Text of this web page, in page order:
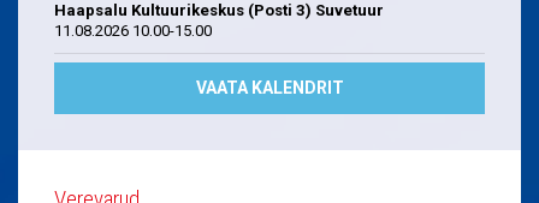
Haapsalu Kultuurikeskus (Posti 3) Suvetuur
11.08.2026 10.00-15.00
VAATA KALENDRIT